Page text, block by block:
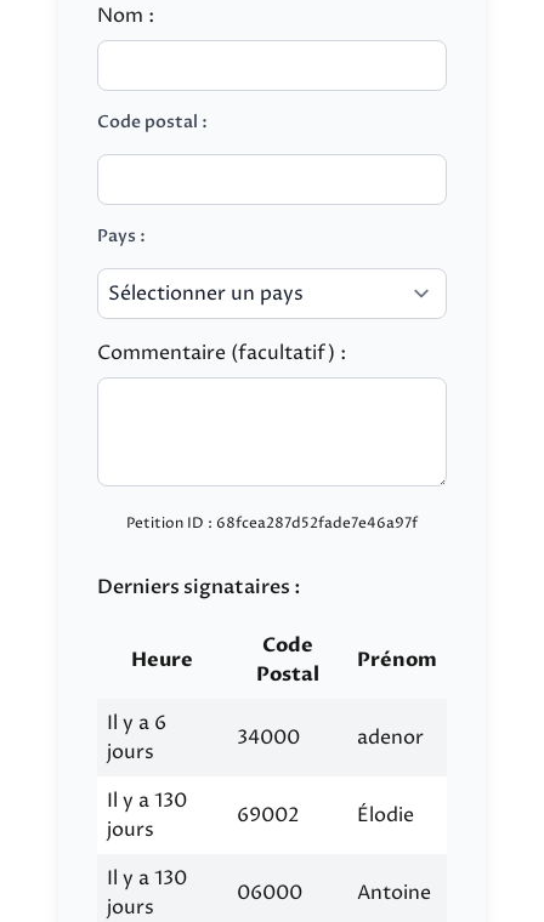
Nom :
Code postal :
Pays :
Commentaire (facultatif) :
Petition ID : 68fcea287d52fade7e46a97f
Derniers signataires :
Heure
Code
Postal
Prénom
Il y a 6
jours
34000 adenor
Il y a 130
jours
69002 Élodie
Il y a 130
jours
06000 Antoine